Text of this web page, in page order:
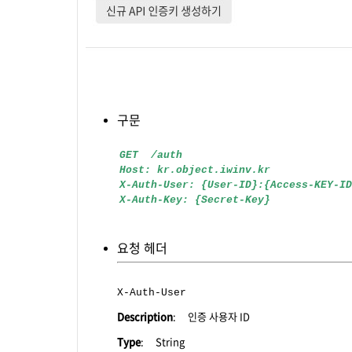
구문
GET /auth
Host: kr.object.iwinv.kr
X-Auth-User: {User-ID}:{Access-KEY-
X-Auth-Key: {Secret-Key}
요청 헤더
X-Auth-User
Description: 인증 사용자 ID
Type: String